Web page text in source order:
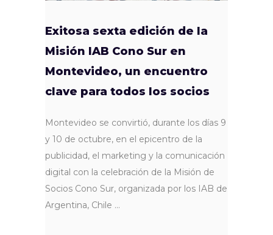
Exitosa sexta edición de la
Misión IAB Cono Sur en
Montevideo, un encuentro
clave para todos los socios
Montevideo se convirtió, durante los días 9
y 10 de octubre, en el epicentro de la
publicidad, el marketing y la comunicación
digital con la celebración de la Misión de
Socios Cono Sur, organizada por los IAB de
Argentina, Chile